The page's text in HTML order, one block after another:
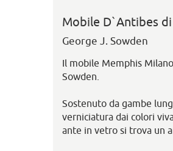
Mobile D`Antibes
George J. Sowden
Il mobile Memphis
Sowden.
Sostenuto da gambe
verniciatura dai colori
ante in vetro si trova un